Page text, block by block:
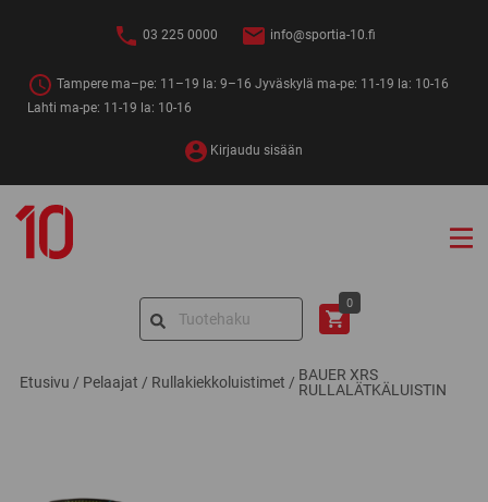
03 225 0000 info@sportia-10.fi
Tampere ma–pe: 11–19 la: 9–16 Jyväskylä ma-pe: 11-19 la: 10-16
Lahti ma-pe: 11-19 la: 10-16
Kirjaudu sisään
10
Search
0
Etusivu / Pelaajat / Rullakiekkoluistimet / BAUER XRS
RULLALÄTKÄLUISTIN